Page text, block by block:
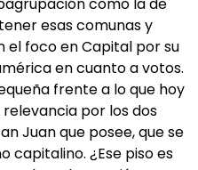
esas comunas y
el foco en Capital por su
en cuanto a votos.
frente a lo que hoy
por los dos
Juan que posee, que se
¿Ese piso es